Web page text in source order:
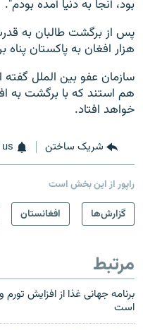
1080p
بود، آنجا به دنیا آمده بودم".
هزار افغان به پاکستان پناه
سازمان عفو بین الملل
هم استند که با برگشت به
خواهد افتاد.
شریک ساختن
راپور از این بخش است
گزارش‌ها
افغانستان
مرتبط
برنامه جهانی غذا از افزایش
است